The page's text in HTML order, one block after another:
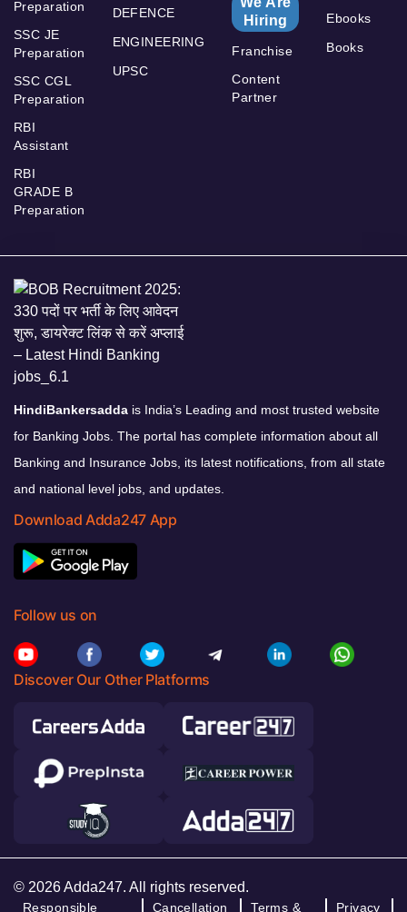
Preparation
SSC JE
Preparation
SSC CGL
Preparation
RBI
Assistant
RBI
GRADE B
Preparation
DEFENCE
ENGINEERING
UPSC
Hiring
Franchise
Content
Partner
Ebooks
Books
HindiBankersadda is India’s Leading and most trusted website
for Banking Jobs. The portal has complete information about all
Banking and Insurance Jobs, its latest notifications, from all state
and national level jobs, and updates.
Download Adda247 App
Follow us on
Discover Our Other Platforms
© 2026 Adda247. All rights reserved.
Responsible Cancellation Terms & Privacy